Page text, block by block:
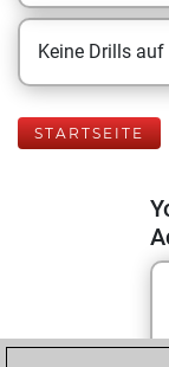
Keine Drills auf
STARTSEITE